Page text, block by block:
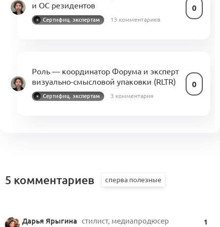
и ОС резидентов
0
Сертифиц. экспертам 13 комментариев
Роль — координатор Форума и эксперт
визуально-смысловой упаковки (RLTR)
0
Сертифиц. экспертам 3 комментария
5 комментариев
Дарья Ярыгина стилист, медиапродюсер 1